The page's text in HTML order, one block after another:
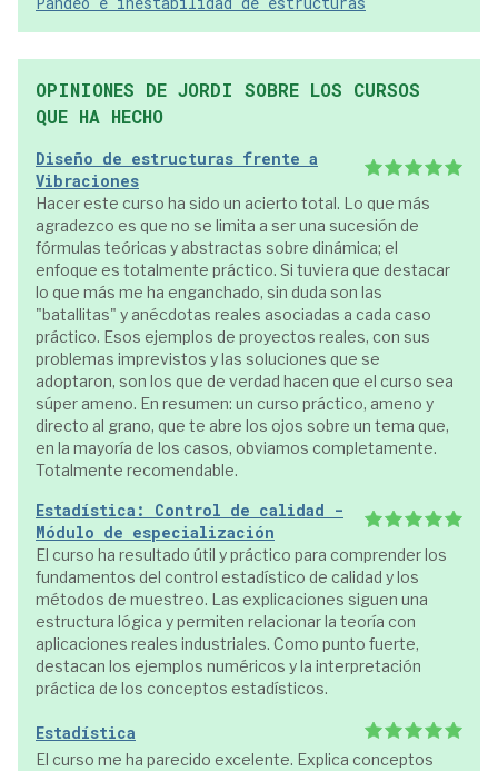
OPINIONES DE JORDI SOBRE LOS CURSOS
QUE HA HECHO
Diseño de estructuras frente a
Vibraciones
Hacer este curso ha sido un acierto total. Lo que más
agradezco es que no se limita a ser una sucesión de
fórmulas teóricas y abstractas sobre dinámica; el
enfoque es totalmente práctico. Si tuviera que destacar
lo que más me ha enganchado, sin duda son las
"batallitas" y anécdotas reales asociadas a cada caso
práctico. Esos ejemplos de proyectos reales, con sus
problemas imprevistos y las soluciones que se
adoptaron, son los que de verdad hacen que el curso sea
súper ameno. En resumen: un curso práctico, ameno y
directo al grano, que te abre los ojos sobre un tema que,
en la mayoría de los casos, obviamos completamente.
Totalmente recomendable.
Estadística: Control de calidad -
Módulo de especialización
El curso ha resultado útil y práctico para comprender los
fundamentos del control estadístico de calidad y los
métodos de muestreo. Las explicaciones siguen una
estructura lógica y permiten relacionar la teoría con
aplicaciones reales industriales. Como punto fuerte,
destacan los ejemplos numéricos y la interpretación
práctica de los conceptos estadísticos.
Estadística
El curso me ha parecido excelente. Explica conceptos